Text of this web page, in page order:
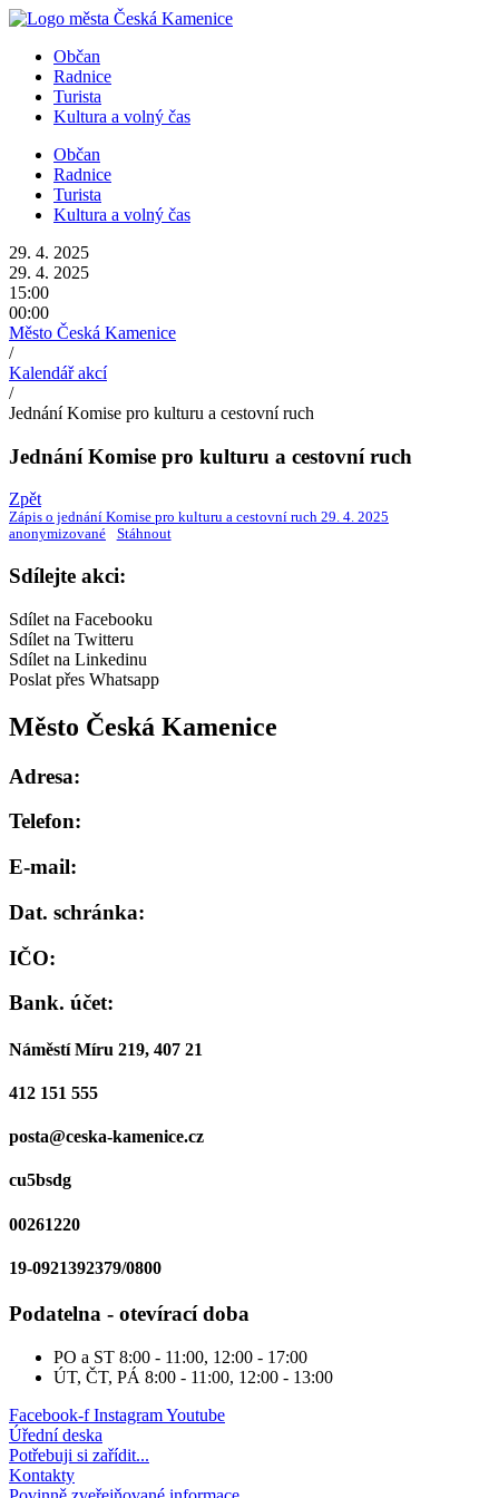
Přejít
obsahuObčan
Radnice
Turista
Kultura a volný čas
Občan
Radnice
Turista
Kultura a volný čas
29. 4. 2025
29. 4. 2025
15:00
00:00
Město Česká Kamenice
/
Kalendář akcí
/
Jednání Komise pro kulturu a cestovní ruch
Jednání Komise pro kulturu a cestovní ruch
Zpět
Zápis o jednání Komise pro kulturu a cestovní ruch 29. 4. 2025
anonymizované
Stáhnout
Sdílejte akci:
Sdílet na Facebooku
Sdílet na Twitteru
Sdílet na Linkedinu
Poslat přes Whatsapp
Město Česká Kamenice
Adresa:
Telefon:
E-mail:
Dat. schránka:
IČO:
Bank. účet:
Náměstí Míru 219, 407 21
412 151 555
posta@ceska-kamenice.cz
cu5bsdg
00261220
19-0921392379/0800
Podatelna - otevírací doba
PO a ST 8:00 - 11:00, 12:00 - 17:00
ÚT, ČT, PÁ 8:00 - 11:00, 12:00 - 13:00
Facebook-f InstagramYoutube
Úřední deska
Potřebuji si zařídit...
Kontakty